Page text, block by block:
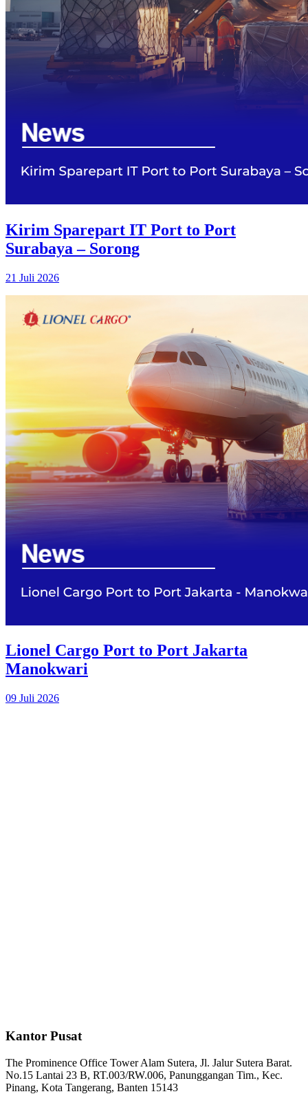
Kirim Sparepart IT Port to Port
Surabaya – Sorong
21 Juli 2026
Lionel Cargo Port to Port Jakarta
Manokwari
09 Juli 2026
Kantor Pusat
The Prominence Office Tower Alam Sutera, Jl. Jalur Sutera Barat.
No.15 Lantai 23 B, RT.003/RW.006, Panunggangan Tim., Kec.
Pinang, Kota Tangerang, Banten 15143